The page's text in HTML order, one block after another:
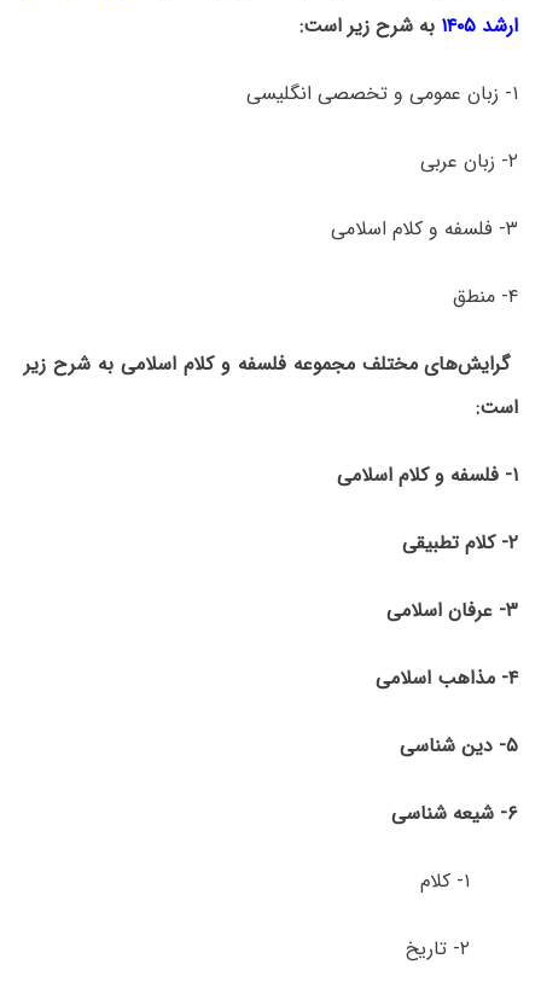
ارشد ۱۴۰۵
به شرح زیر است:
۱- زبان عمومی و تخصصی انگلیسی
۲- زبان عربی
۳- فلسفه و کلام اسلامی
۴- منطق
گرایش‌های مختلف مجموعه فلسفه و کلام اسلامی به شرح زیر
است:
۱- فلسفه و کلام اسلامی
۲- کلام تطبیقی
۳- عرفان اسلامی
۴- مذاهب اسلامی
۵- دین شناسی
۶- شیعه شناسی
۱- کلام
۲- تاریخ